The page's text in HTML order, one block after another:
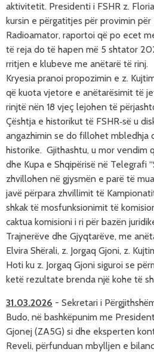
aktivitetit. Presidenti i FSHR z.
kursin e përgatitjes për provimin për
Radioamator, raportoi që po ecet
të reja do të hapen më 5 shtator
rritjen e klubeve me anëtarë të rinj.
Kryesia pranoi propozimin e z.
që kuota vjetore e anëtarësimit të
rinjtë nën 18 vjeç lejohen të
Çështja e historikut të FSHR‑së u
angazhimin se do fillohet mbledhja
historike. Gjithashtu, u mor vendim
dhe Kupa e Shqipërisë në Telegrafi
zhvillohen në gjysmën e parë të
javë përpara zhvillimit të
shkak të mosfunksionimit të
caktua komisioni i ri për bazën
Trajnerëve dhe Gjyqtarëve, me
Elvira Shërali, z. Jorgaq Gjoni, z.
Hoti ku z. Jorgaq Gjoni siguroi se p
ketë rezultate brenda një kohe të
31.03.2026 - Sekretari i
Budo, në bashkëpunim me
Gjonej (ZA5G) si dhe eksperten
Reveli, përfunduan mbylljen e